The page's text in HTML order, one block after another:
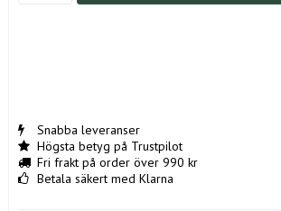
Snabba leveranser
Högsta betyg på Trustpilot
Fri frakt på order över 990 kr
Betala säkert med Klarna